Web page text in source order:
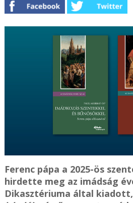
Ferenc pápa a 2025-ös
hirdette meg az imádság
Dikasztériuma által kiadott,